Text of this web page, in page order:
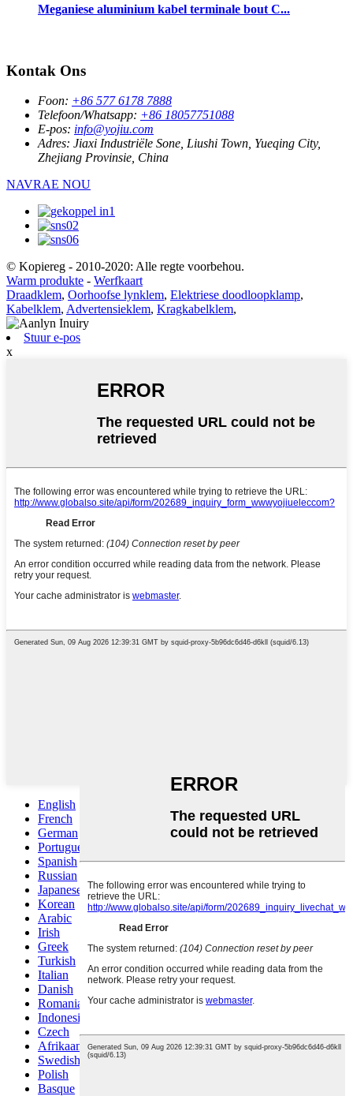
Meganiese aluminium kabel terminale bout C...
Kontak Ons
Foon: +86 577 6178 7888
Telefoon/Whatsapp: +86 18057751088
E-pos: info@yojiu.com
Adres: Jiaxi Industriële Sone, Liushi Town, Yueqing City,
Zhejiang Provinsie, China
NAVRAE NOU
© Kopiereg - 2010-2020: Alle regte voorbehou.
Warm produkte - Werfkaart
Draadklem, Oorhoofse lynklem, Elektriese doodloopklamp,
Kabelklem, Advertensieklem, Kragkabelklem,
Stuur e-pos
x
English
French
German
Portuguese
Spanish
Russian
Japanese
Korean
Arabic
Irish
Greek
Turkish
Italian
Danish
Romanian
Indonesian
Czech
Afrikaans
Swedish
Polish
Basque